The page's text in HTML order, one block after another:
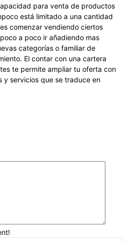
para venta de productos
está limitado a una cantidad
comenzar vendiendo ciertos
a poco ir añadiendo mas
categorías o familiar de
El contar con una cartera
te permite ampliar tu oferta con
y servicios que se traduce en